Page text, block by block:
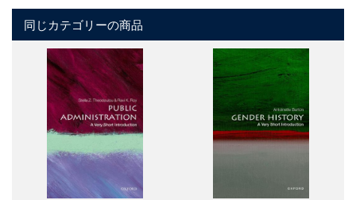
同じカテゴリーの商品